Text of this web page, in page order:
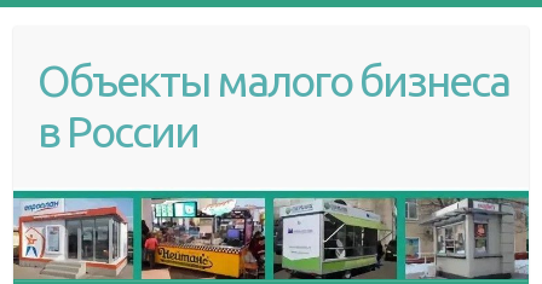
Объекты малого бизнеса
в России